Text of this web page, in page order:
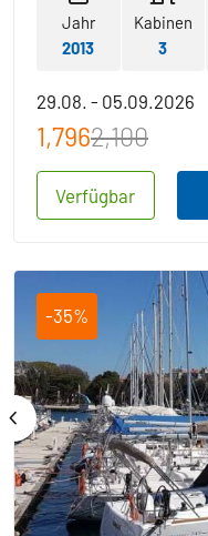
Jahr
2013
Kabinen
3
Verfügbar
29.08. - 05.09.2026
1,7962,100
-35%